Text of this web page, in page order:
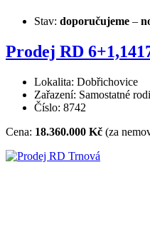
Stav: doporučujeme –
Prodej RD
Lokalita: Dobřichovice
Zařazení: Samostatné
Číslo: 8742
Cena: 18.360.000 Kč (za